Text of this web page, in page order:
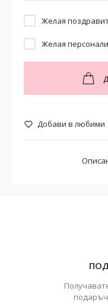
Желая
Желая
Добави в любими